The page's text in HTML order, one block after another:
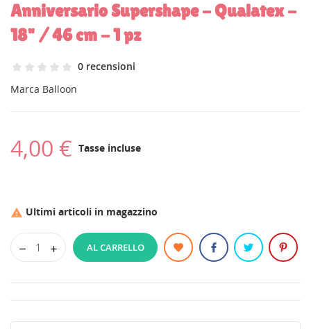
Anniversario Supershape - Qualatex -
18" / 46 cm - 1 pz
0 recensioni
Marca Balloon
4,00 € Tasse incluse
 Ultimi articoli in magazzino
AL CARRELLO